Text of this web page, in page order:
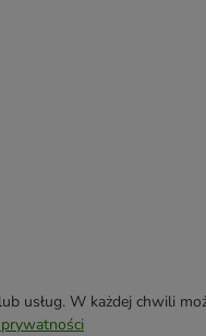
usług. W każdej chwili